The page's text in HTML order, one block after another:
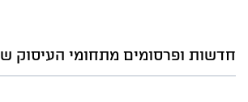
חדשות ופרסומים מתחומי העיסוק של